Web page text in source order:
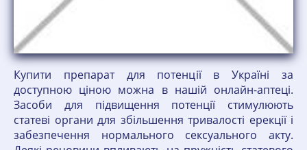
Купити препарат для потенції в Україні за
доступною ціною можна в нашій онлайн-аптеці.
Засоби для підвищення потенції стимулюють
статеві органи для збільшення тривалості ерекції і
забезпечення нормального сексуального акту.